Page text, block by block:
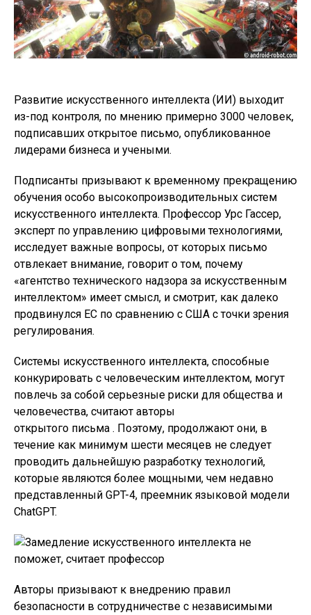
Развитие искусственного интеллекта (ИИ) выходит
из-под контроля, по мнению примерно 3000 человек,
подписавших открытое письмо, опубликованное
лидерами бизнеса и учеными.
Подписанты призывают к временному прекращению
обучения особо высокопроизводительных систем
искусственного интеллекта. Профессор Урс Гассер,
эксперт по управлению цифровыми технологиями,
исследует важные вопросы, от которых письмо
отвлекает внимание, говорит о том, почему
«агентство технического надзора за искусственным
интеллектом» имеет смысл, и смотрит, как далеко
продвинулся ЕС по сравнению с США с точки зрения
регулирования.
Системы искусственного интеллекта, способные
конкурировать с человеческим интеллектом, могут
повлечь за собой серьезные риски для общества и
человечества, считают авторы
открытого письма . Поэтому, продолжают они, в
течение как минимум шести месяцев не следует
проводить дальнейшую разработку технологий,
которые являются более мощными, чем недавно
представленный GPT-4, преемник языковой модели
ChatGPT.
Авторы призывают к внедрению правил
безопасности в сотрудничестве с независимыми